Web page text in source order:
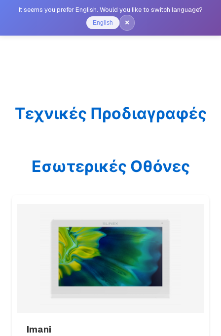
It seems you prefer English. Would you like to switch language?
English ×
Τεχνικές Προδιαγραφές
Εσωτερικές Οθόνες
Imani